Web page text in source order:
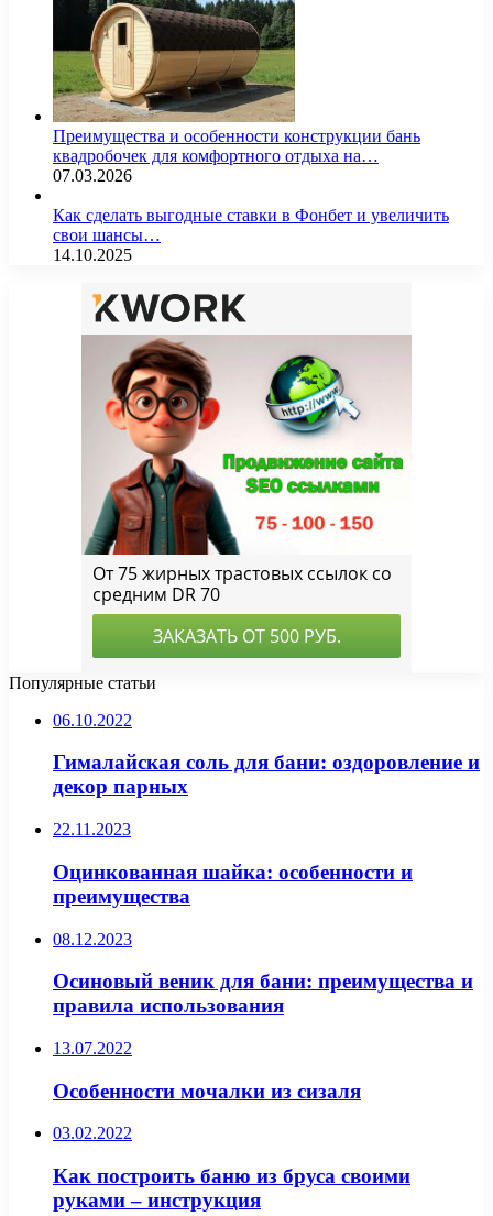
Преимущества и особенности конструкции бань
квадробочек для комфортного отдыха на…
07.03.2026
Как сделать выгодные ставки в Фонбет и увеличить
свои шансы…
14.10.2025
Популярные статьи
06.10.2022
Гималайская соль для бани: оздоровление и
декор парных
22.11.2023
Оцинкованная шайка: особенности и
преимущества
08.12.2023
Осиновый веник для бани: преимущества и
правила использования
13.07.2022
Особенности мочалки из сизаля
03.02.2022
Как построить баню из бруса своими
руками – инструкция